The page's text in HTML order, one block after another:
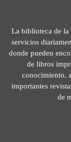
La biblioteca de la
servicios
donde pueden
de libros
conocimiento,
importantes
de